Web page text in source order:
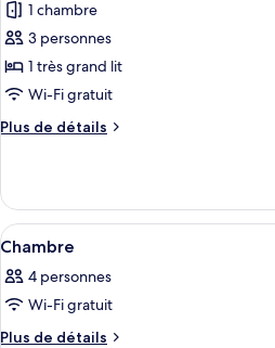
photos
pour
ce
type
chambre :
(Prestige)
1 chambre
3 personnes
1 très grand lit
Wi-Fi gratuit
Plus de détails
Plus
Suite
Prestige
(Prestige)
Afficher
toutes
les
photos
pour
4
Chambre
4 personnes
Wi-Fi gratuit
Plus de détails
Plus